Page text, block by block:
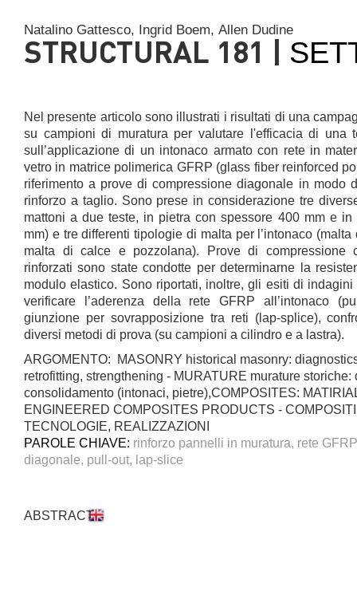
Natalino Gattesco, Ingrid Boem, Allen Dudine
STRUCTURAL 181 |
Nel presente articolo sono illustrati i risultati di una
su campioni di muratura per valutare l'efficacia di una
sull’applicazione di un intonaco armato con rete in
vetro in matrice polimerica GFRP (glass fiber reinforced
riferimento a prove di compressione diagonale in modo
rinforzo a taglio. Sono prese in considerazione tre
mattoni a due teste, in pietra con spessore 400 mm e
mm) e tre differenti tipologie di malta per l’intonaco
malta di calce e pozzolana). Prove di compressione
rinforzati sono state condotte per determinarne la
modulo elastico. Sono riportati, inoltre, gli esiti di
verificare l’aderenza della rete GFRP all’intonaco
giunzione per sovrapposizione tra reti (lap-splice),
diversi metodi di prova (su campioni a cilindro e a lastra).
ARGOMENTO: MASONRY historical masonry:
retrofitting, strengthening - MURATURE murature storiche:
consolidamento (intonaci, pietre),COMPOSITES:
ENGINEERED COMPOSITES PRODUCTS -
TECNOLOGIE, REALIZZAZIONI
PAROLE CHIAVE: rinforzo pannelli in muratura, rete
diagonale, pull-out, lap-slice
ABSTRACT